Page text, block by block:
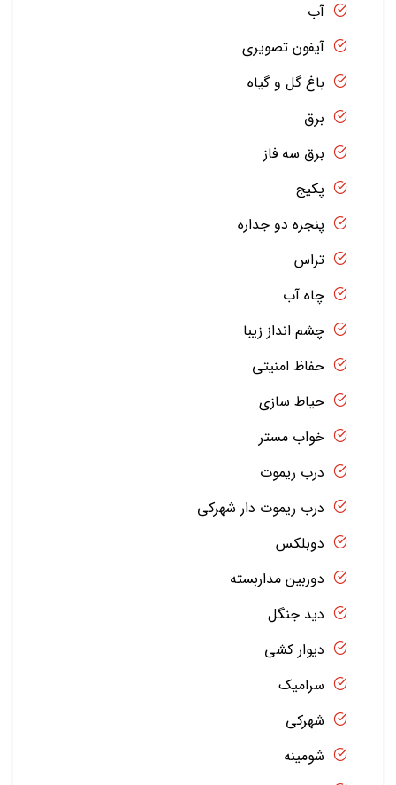
آب
آیفون تصویری
باغ گل و گیاه
برق
برق سه فاز
پکیج
پنجره دو جداره
تراس
چاه آب
چشم انداز زیبا
حفاظ امنیتی
حیاط سازی
خواب مستر
درب ریموت
درب ریموت دار شهرکی
دوبلکس
دوربین مداربسته
دید جنگل
دیوار کشی
سرامیک
شهرکی
شومینه